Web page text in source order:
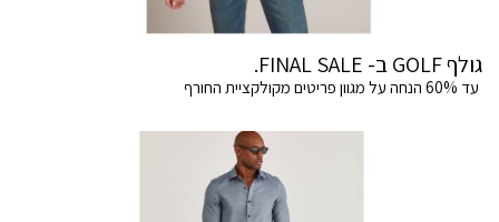
גולף GOLF ב- FINAL SALE.
עד 60% הנחה על מגוון פריטים מקולקציית החורף